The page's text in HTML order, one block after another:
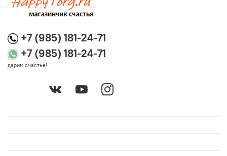
+7 (985) 181-24-71
+7 (985) 181-24-71
дарим счастье!